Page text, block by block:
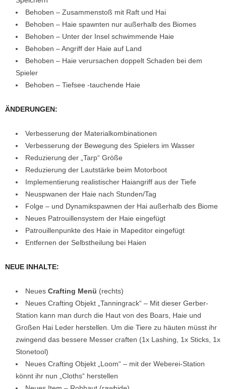
Behoben – Zusammenstoß mit Raft und Hai
Behoben – Haie spawnten nur außerhalb des Biomes
Behoben – Unter der Insel schwimmende Haie
Behoben – Angriff der Haie auf Land
Behoben – Haie verursachen doppelt Schaden bei dem
Spieler
Behoben – Tiefsee -tauchende Haie
ÄNDERUNGEN:
Verbesserung der Materialkombinationen
Verbesserung der Bewegung des Spielers im Wasser
Reduzierung der „Tarp“ Größe
Reduzierung der Lautstärke beim Motorboot
Implementierung realistischer Haiangriff aus der Tiefe
Neuspwanen der Haie nach Stunden/Tag
Folge – und Dynamikspawnen der Hai außerhalb des Biome
Neues Patrouillensystem der Haie eingefügt
Patrouillenpunkte des Haie in Mapeditor eingefügt
Entfernen der Selbstheilung bei Haien
NEUE INHALTE:
Neues Crafting Menü (rechts)
Neues Crafting Objekt „Tanningrack“ – Mit dieser Gerber-
Station kann man durch die Haut von des Boars, Haie und
Großen Hai Leder herstellen. Um die Tiere zu häuten müsst ihr
zwingend das bessere Messer craften (1x Lashing, 1x Sticks, 1x
Stonetool)
Neues Crafting Objekt „Loom“ – mit der Weberei-Station
könnt ihr nun „Cloths“ herstellen